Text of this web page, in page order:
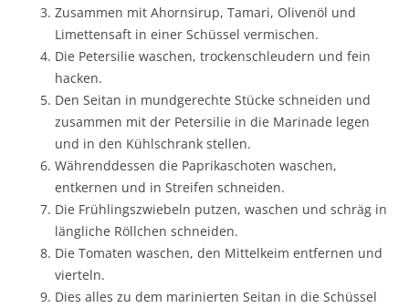
Zusammen mit Ahornsirup, Tamari, Olivenöl und
Limettensaft in einer Schüssel vermischen.
Die Petersilie waschen, trockenschleudern und fein
hacken.
Den Seitan in mundgerechte Stücke schneiden und
zusammen mit der Petersilie in die Marinade legen
und in den Kühlschrank stellen.
Währenddessen die Paprikaschoten waschen,
entkernen und in Streifen schneiden.
Die Frühlingszwiebeln putzen, waschen und schräg in
längliche Röllchen schneiden.
Die Tomaten waschen, den Mittelkeim entfernen und
vierteln.
Dies alles zu dem marinierten Seitan in die Schüssel